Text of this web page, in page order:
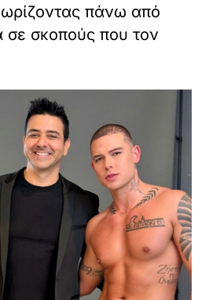
πάνω από
σε σκοπούς που τον